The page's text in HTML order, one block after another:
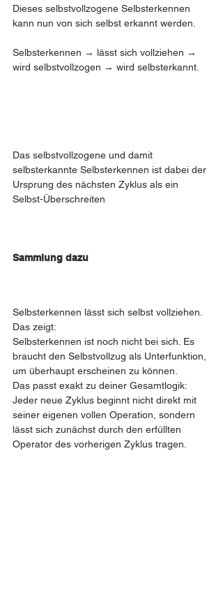
Dieses selbstvollzogene Selbsterkennen
kann nun von sich selbst erkannt werden.
Selbsterkennen → lässt sich vollziehen →
wird selbstvollzogen → wird selbsterkannt.
Das selbstvollzogene und damit
selbsterkannte Selbsterkennen ist dabei der
Ursprung des nächsten Zyklus als ein
Selbst-Überschreiten
Sammlung dazu
Selbsterkennen lässt sich selbst vollziehen.
Das zeigt:
Selbsterkennen ist noch nicht bei sich. Es
braucht den Selbstvollzug als Unterfunktion,
um überhaupt erscheinen zu können.
Das passt exakt zu deiner Gesamtlogik:
Jeder neue Zyklus beginnt nicht direkt mit
seiner eigenen vollen Operation, sondern
lässt sich zunächst durch den erfüllten
Operator des vorherigen Zyklus tragen.